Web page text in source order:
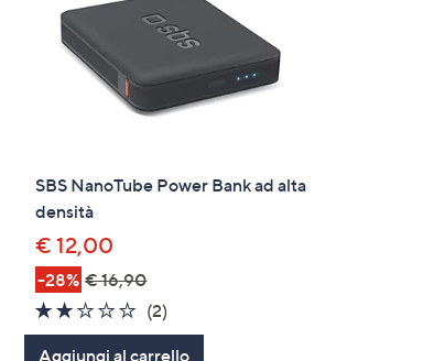
SBS NanoTube Power Bank ad alta
densità
€ 12,00
-28% € 16,90
2.0
of
(2)
Recensioni
Aggiungi al carrello